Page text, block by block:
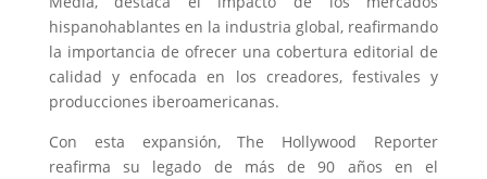
hispanohablantes en la industria global, reafirmando
la importancia de ofrecer una cobertura editorial de
calidad y enfocada en los creadores, festivales y
producciones iberoamericanas.
Con esta expansión, The Hollywood Reporter
reafirma su legado de más de 90 años en el